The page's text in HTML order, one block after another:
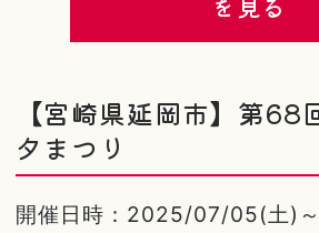
【宮崎県延岡市】第68
夕まつり
開催日時：2025/07/05(土)～